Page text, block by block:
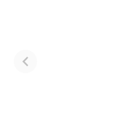
పితృదేవతల ఆశీర్వాదం